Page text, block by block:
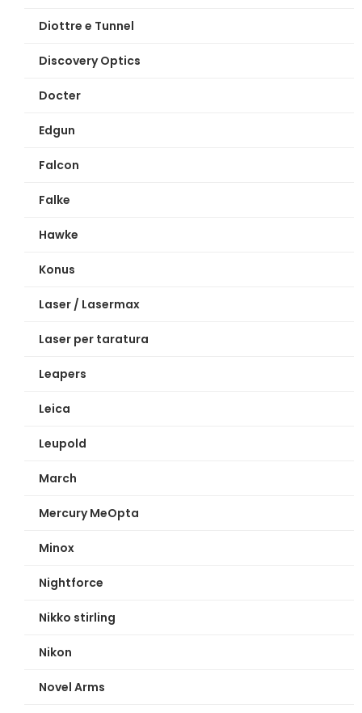
Diottre e Tunnel
Discovery Optics
Docter
Edgun
Falcon
Falke
Hawke
Konus
Laser / Lasermax
Laser per taratura
Leapers
Leica
Leupold
March
Mercury MeOpta
Minox
Nightforce
Nikko stirling
Nikon
Novel Arms